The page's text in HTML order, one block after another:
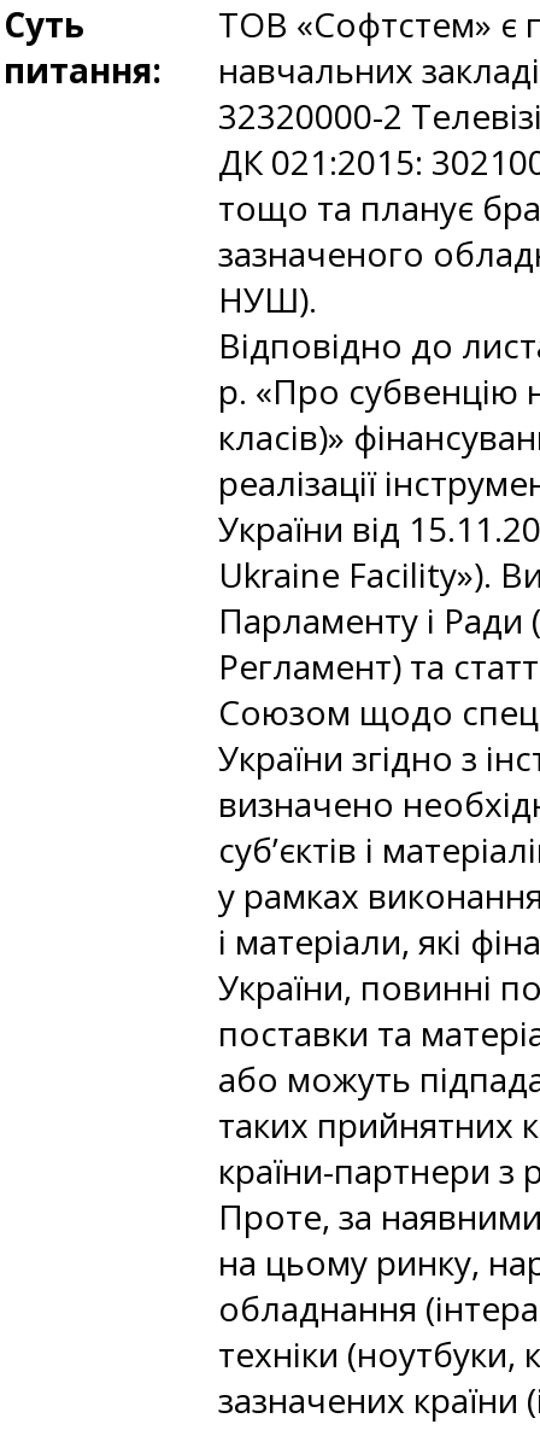
Суть
питання:
ТОВ «Софтстем» є
навчальних
32320000-2
ДК 021:2015:
тощо та планує
зазначеного
НУШ).
Відповідно до
р. «Про субвенцію
класів)»
реалізації
України від
Ukraine Facility»).
Парламенту і Ради
Регламент) та
Союзом щодо
України згідно з
визначено
суб’єктів і
у рамках
і матеріали, які
України, повинні
поставки та
або можуть
таких прийнятних
країни-партнери з
Проте, за
на цьому ринку,
обладнання
техніки
зазначених країни